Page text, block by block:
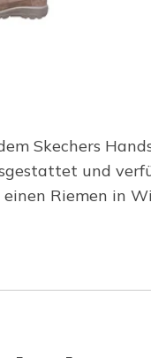
Skechers
und
Riemen in